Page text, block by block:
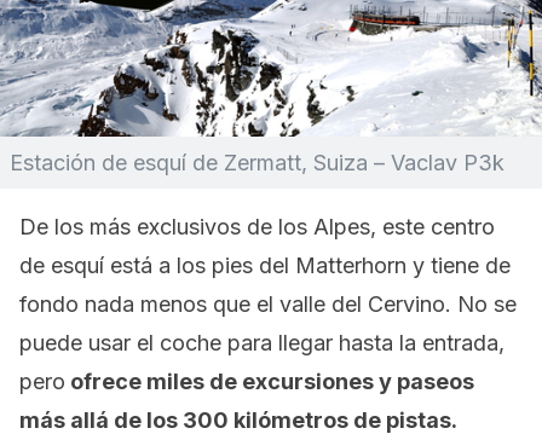
Estación de esquí de Zermatt, Suiza – Vaclav P3k
De los más exclusivos de los Alpes, este centro
de esquí está a los pies del Matterhorn y tiene de
fondo nada menos que el valle del Cervino. No se
puede usar el coche para llegar hasta la entrada,
pero ofrece miles de excursiones y paseos
más allá de los 300 kilómetros de pistas.